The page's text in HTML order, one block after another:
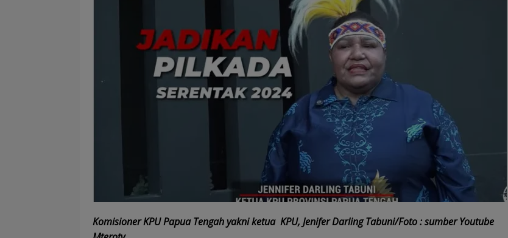
Komisioner KPU Papua Tengah yakni ketua KPU, Jenifer Darling Tabuni/Foto : sumber Youtube